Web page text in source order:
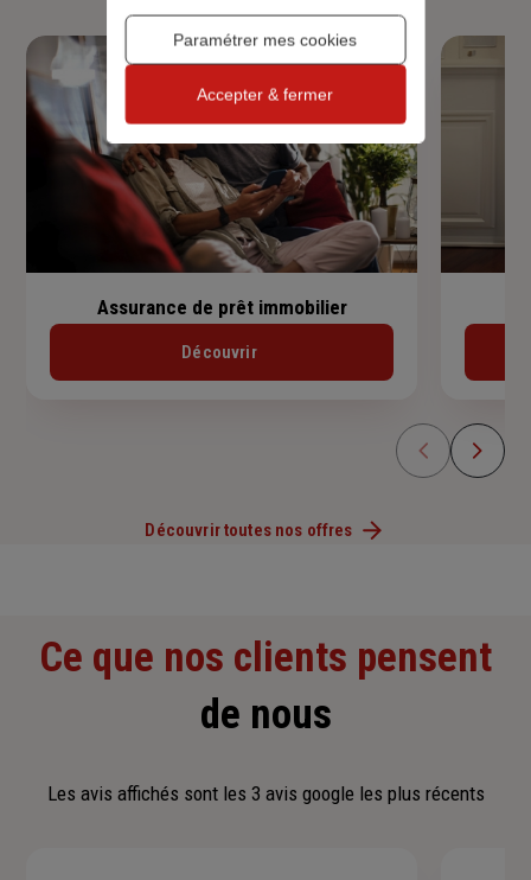
Assurance de prêt immobilier
Découvrir
Découvrir toutes nos offres
Ce que nos clients pensent
de nous
Les avis affichés sont les 3 avis google les plus récents
Paramétrer mes cookies
Accepter & fermer